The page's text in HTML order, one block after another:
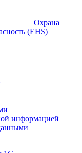
Охрана
(EHS)
информацией